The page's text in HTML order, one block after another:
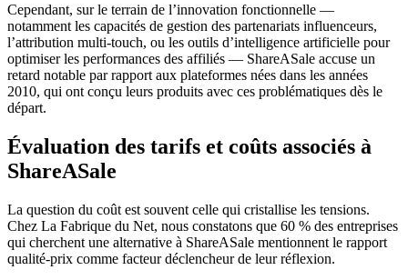
Cependant, sur le terrain de l’innovation fonctionnelle —
notamment les capacités de gestion des partenariats influenceurs,
l’attribution multi-touch, ou les outils d’intelligence artificielle pour
optimiser les performances des affiliés — ShareASale accuse un
retard notable par rapport aux plateformes nées dans les années
2010, qui ont conçu leurs produits avec ces problématiques dès le
départ.
Évaluation des tarifs et coûts associés à
ShareASale
La question du coût est souvent celle qui cristallise les tensions.
Chez La Fabrique du Net, nous constatons que 60 % des entreprises
qui cherchent une alternative à ShareASale mentionnent le rapport
qualité-prix comme facteur déclencheur de leur réflexion.